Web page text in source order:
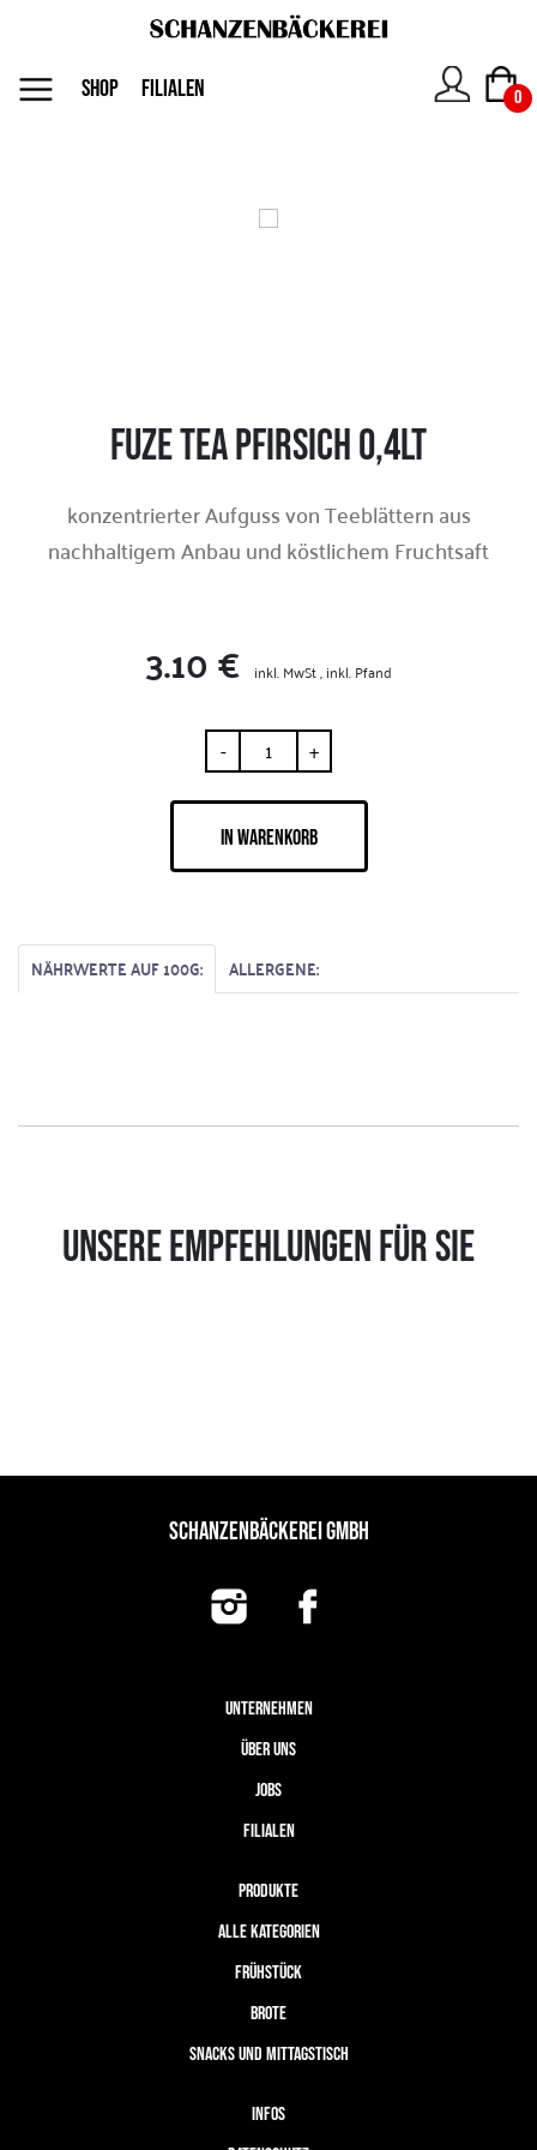
SHOP FILIALEN 0
Fuze Tea Pfirsich 0,4lt
konzentrierter Aufguss von Teeblättern aus
nachhaltigem Anbau und köstlichem Fruchtsaft
3.10 € inkl. MwSt , inkl. Pfand
- +
IN WARENKORB
NÄHRWERTE AUF 100G: ALLERGENE:
UNSERE EMPFEHLUNGEN FÜR SIE
SCHANZENBÄCKEREI GMBH
UNTERNEHMEN
ÜBER UNS
JOBS
FILIALEN
PRODUKTE
ALLE KATEGORIEN
FRÜHSTÜCK
BROTE
SNACKS UND MITTAGSTISCH
INFOS